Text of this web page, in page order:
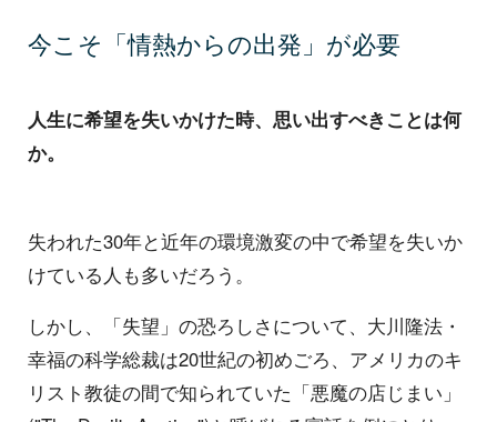
今こそ「情熱からの出発」が必要
人生に希望を失いかけた時、思い出すべきことは何
か。
失われた30年と近年の環境激変の中で希望を失いか
けている人も多いだろう。
しかし、「失望」の恐ろしさについて、大川隆法・
幸福の科学総裁は20世紀の初めごろ、アメリカのキ
リスト教徒の間で知られていた「悪魔の店じまい」